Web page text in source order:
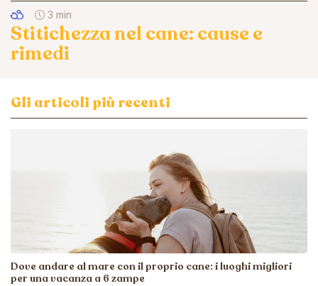
3 min
Stitichezza nel cane: cause e
rimedi
Gli articoli più recenti
Dove andare al mare con il proprio cane: i luoghi migliori
per una vacanza a 6 zampe